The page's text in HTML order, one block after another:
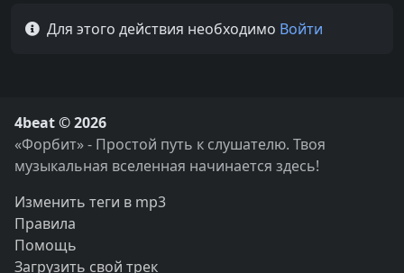
Для этого действия необходимо Войти
4beat © 2026
«Форбит» - Простой путь к слушателю. Твоя
музыкальная вселенная начинается здесь!
Изменить теги в mp3
Правила
Помощь
Загрузить свой трек